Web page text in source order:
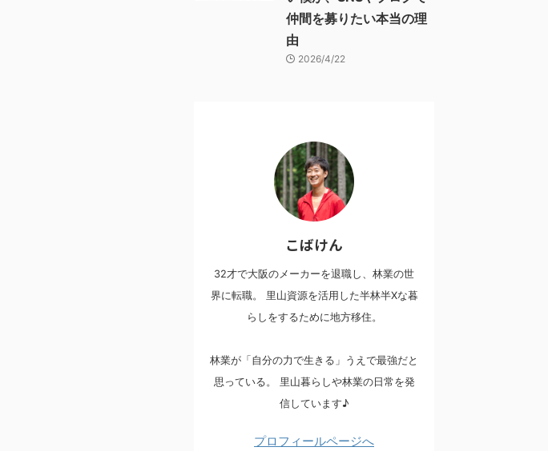
仲間を募りたい本当の理
由
2026/4/22
こばけん
32才で大阪のメーカーを退職し、林業の世
界に転職。 里山資源を活用した半林半Xな暮
らしをするために地方移住。
林業が「自分の力で生きる」うえで最強だと
思っている。 里山暮らしや林業の日常を発
信しています♪
プロフィールページへ